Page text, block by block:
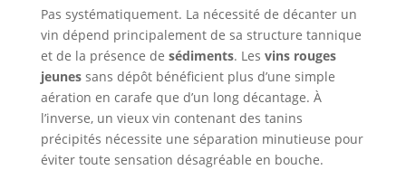
Pas systématiquement. La nécessité de décanter un
vin dépend principalement de sa structure tannique
et de la présence de sédiments. Les vins rouges
jeunessans dépôt bénéficient plus d’une simple
aération en carafe que d’un long décantage. À
l’inverse, un vieux vin contenant des tanins
précipités nécessite une séparation minutieuse pour
éviter toute sensation désagréable en bouche.